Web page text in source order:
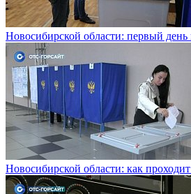
Новосибирской области: первый день
Новосибирской области: как